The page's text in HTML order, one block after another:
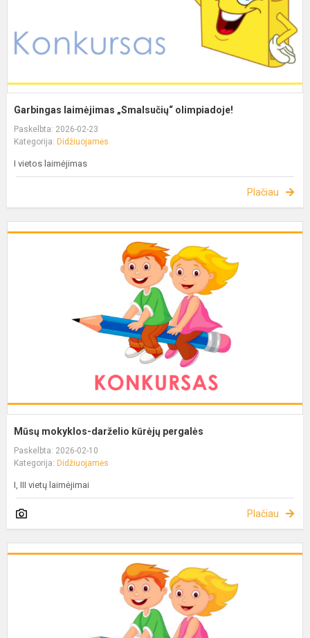
Garbingas laimėjimas „Smalsučių“ olimpiadoje!
Paskelbta: 2026-02-23
Kategorija: Didžiuojamės
I vietos laimėjimas
Plačiau
Mūsų mokyklos-darželio kūrėjų pergalės
Paskelbta: 2026-02-10
Kategorija: Didžiuojamės
I, III vietų laimėjimai
Plačiau